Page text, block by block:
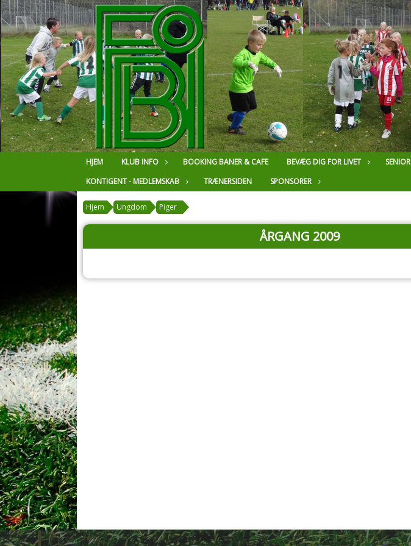
HJEM KLUB INFO BOOKING BANER & CAFE BEVÆG DIG FOR LIVET SENIOR
KONTIGENT - MEDLEMSKAB
TRÆNERSIDEN SPONSORER
Hjem Ungdom Piger
ÅRGANG 2009